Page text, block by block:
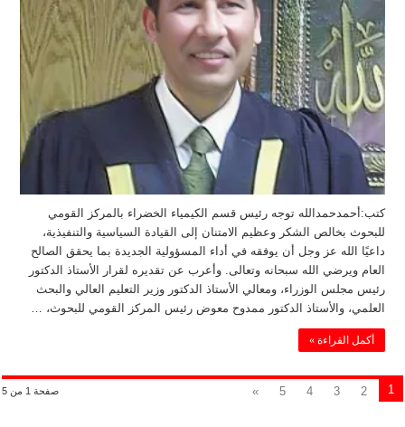
كتب:أحمدحمدالله توجه رئيس قسم الكيمياء الخضراء بالمركز القومي
للبحوث بخالص الشكر وعظيم الامتنان إلى القيادة السياسية والتنفيذية،
داعيًا الله عز وجل أن يوفقه في أداء المسؤولية الجديدة بما يحقق الصالح
العام ويرضي الله سبحانه وتعالى. وأعرب عن تقديره لقرار الأستاذ الدكتور
رئيس مجلس الوزراء، ومعالي الأستاذ الدكتور وزير التعليم العالي والبحث
العلمي، والأستاذ الدكتور ممدوح معوض رئيس المركز القومي للبحوث، …
أكمل القراءة »
صفحة 1 من 5 1
2
3
4
5
»